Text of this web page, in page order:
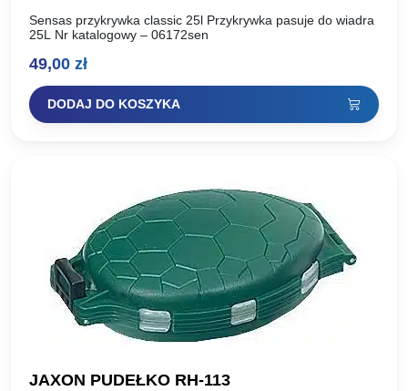
Sensas przykrywka classic 25l Przykrywka pasuje do wiadra
25L Nr katalogowy – 06172sen
49,00 zł
DODAJ DO KOSZYKA
JAXON PUDEŁKO RH-113